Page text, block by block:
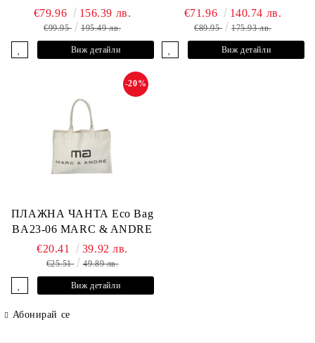
YP-682 MARC & ANDRE
€79.96 156.39 лв.
€99.95 195.49 лв.
Виж детайли
L2605-Y-803 MARC &
ANDRE
€71.96 140.74 лв.
€89.95 175.93 лв.
Виж детайли
ПЛАЖНА ЧАНТА Eco Bag
BA23-06 MARC & ANDRE
-20%
€20.41 39.92 лв.
€25.51 49.89 лв.
Виж детайли
Абонирай се